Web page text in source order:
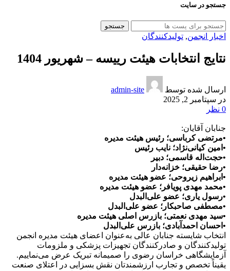
جستجو در سایت
جستجو
اخبار انجمن, تولیدکنندگان
نتایج انتخابات هیئت رییسه – شهریور 1404
ارسال شده توسط
admin-site
در سپتامبر 2, 2025
0 نظر
جنابان آقایان:
•مرتضی کرباسی؛ رئیس هیئت مدیره
•امین کیانی‌نژاد؛ نایب رئیس
•حجت‌اله قاسمی؛ دبیر
•رضا حقیقی؛ خزانه‌دار
•ابراهیم زیروحی؛ عضو هیئت مدیره
•محمد مهدی پویافر؛ عضو هیئت مدیره
•رسول یاری؛ عضو علی‌البدل
•مصطفی صاحبکار؛ عضو علی‌البدل
•سید مهدی نعمتی؛ بازرس اصلی هیئت مدیره
•احسان احمدآبادی؛ بازرس علی‌البدل
انتخاب شایسته جنابان عالی به‌عنوان اعضای هیئت مدیره انجمن
تولیدکنندگان و صادرکنندگان تجهیزات پزشکی و ملزومات
آزمایشگاهی خراسان رضوی را صمیمانه تبریک عرض می‌نماییم.
یقیناً تخصص و تجارب ارزشمندتان نقش بسزایی در اعتلای صنعت